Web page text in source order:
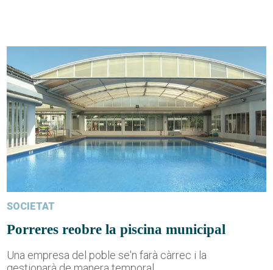
SOCIETAT
Porreres reobre la piscina municipal
Una empresa del poble se'n farà càrrec i la